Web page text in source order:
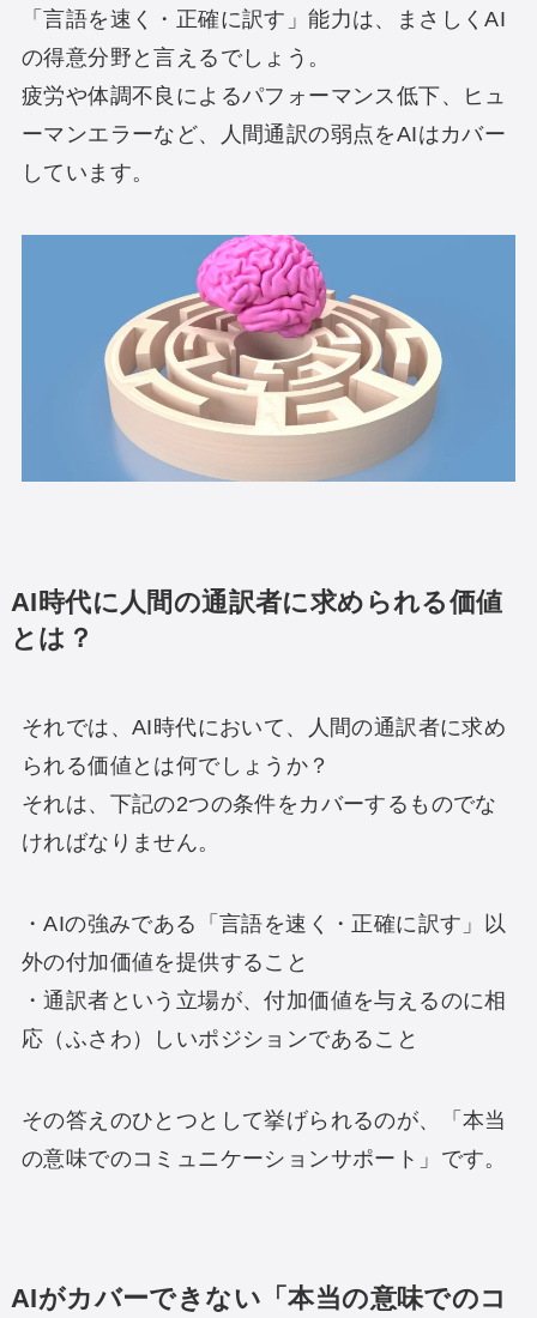
「言語を速く・正確に訳す」能力は、まさしくAI
の得意分野と言えるでしょう。
疲労や体調不良によるパフォーマンス低下、ヒュ
ーマンエラーなど、人間通訳の弱点をAIはカバー
しています。
AI時代に人間の通訳者に求められる価値
とは？
それでは、AI時代において、人間の通訳者に求め
られる価値とは何でしょうか？
それは、下記の2つの条件をカバーするものでな
ければなりません。
・AIの強みである「言語を速く・正確に訳す」以
外の付加価値を提供すること
・通訳者という立場が、付加価値を与えるのに相
応（ふさわ）しいポジションであること
その答えのひとつとして挙げられるのが、「本当
の意味でのコミュニケーションサポート」です。
AIがカバーできない「本当の意味でのコ